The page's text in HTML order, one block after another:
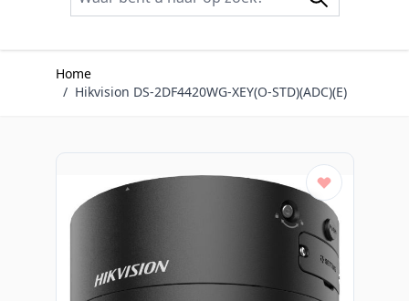
Home
/ Hikvision DS-2DF4420WG-XEY(O-STD)(ADC)(E)